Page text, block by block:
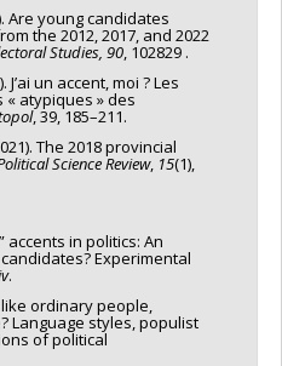
Are young candidates
the 2012, 2017, and 2022
Studies, 90 , 102829 .
J’ai un accent, moi ? Les
atypiques » des
, 39, 185–211.
The 2018 provincial
Science Review, 15(1),
accents in politics: An
Experimental
.
like ordinary people,
Language styles, populist
of political